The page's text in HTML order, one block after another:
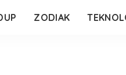
ZODIAK